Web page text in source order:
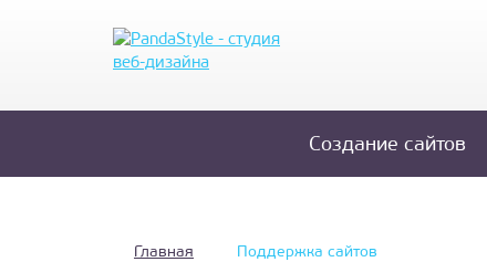
Создание сайтов
Главная Поддержка сайтов